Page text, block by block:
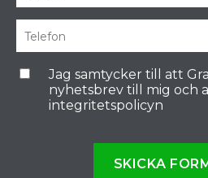
Jag samtycker till att
nyhetsbrev till mig och
integritetspolicyn
SKICKA